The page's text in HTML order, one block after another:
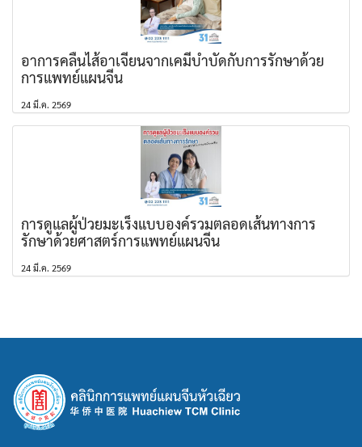
อาการคลื่นไส้อาเจียนจากเคมีบำบัดกับการรักษาด้วย
การแพทย์แผนจีน
24 มี.ค. 2569
การดูแลผู้ป่วยมะเร็งแบบองค์รวมตลอดเส้นทางการ
รักษาด้วยศาสตร์การแพทย์แผนจีน
24 มี.ค. 2569